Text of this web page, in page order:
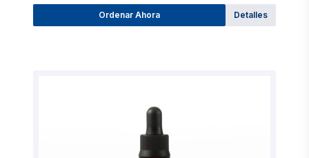
Ordenar Ahora Detalles